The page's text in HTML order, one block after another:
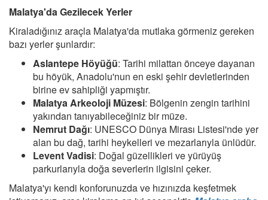
Malatya'da Gezilecek Yerler
Kiraladığınız araçla Malatya'da mutlaka görmeniz gereken
bazı yerler şunlardır:
Aslantepe Höyüğü: Tarihi milattan önceye dayanan
bu höyük, Anadolu'nun en eski şehir devletlerinden
birine ev sahipliği yapmıştır.
Malatya Arkeoloji Müzesi: Bölgenin zengin tarihini
yakından tanıyabileceğiniz bir müze.
Nemrut Dağı: UNESCO Dünya Mirası Listesi'nde yer
alan bu dağ, tarihi heykelleri ve mezarlarıyla ünlüdür.
Levent Vadisi: Doğal güzellikleri ve yürüyüş
parkurlarıyla doğa severlerin ilgisini çeker.
Malatya'yı kendi konforunuzda ve hızınızda keşfetmek